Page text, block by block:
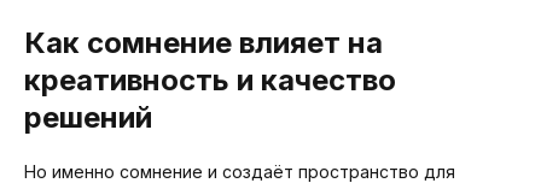
Как сомнение влияет на
креативность и качество
решений
Но именно сомнение и создаёт пространство для